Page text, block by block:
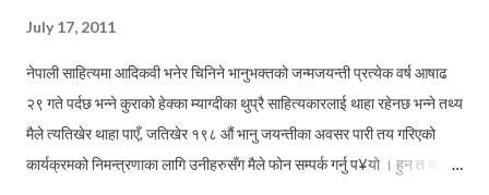
सधैं भाषणमा ...
July 17, 2011
नेपाली साहित्यमा आदिकवी भनेर चिनिने भानुभक्तको जन्मजयन्ती प्रत्येक वर्ष आषाढ
२९ गते पर्दछ भन्ने कुराको हेक्का म्याग्दीका थुप्रै साहित्यकारलाई थाहा रहेनछ भन्ने तथ्य
मैले त्यतिखेर थाहा पाएँ, जतिखेर १९८ औं भानु जयन्तीका अवसर पारी तय गरिएको
कार्यक्रमको निमन्त्रणाका लागि उनीहरुसँग मैले फोन सम्पर्क गर्नु प¥यो । हुन त यस